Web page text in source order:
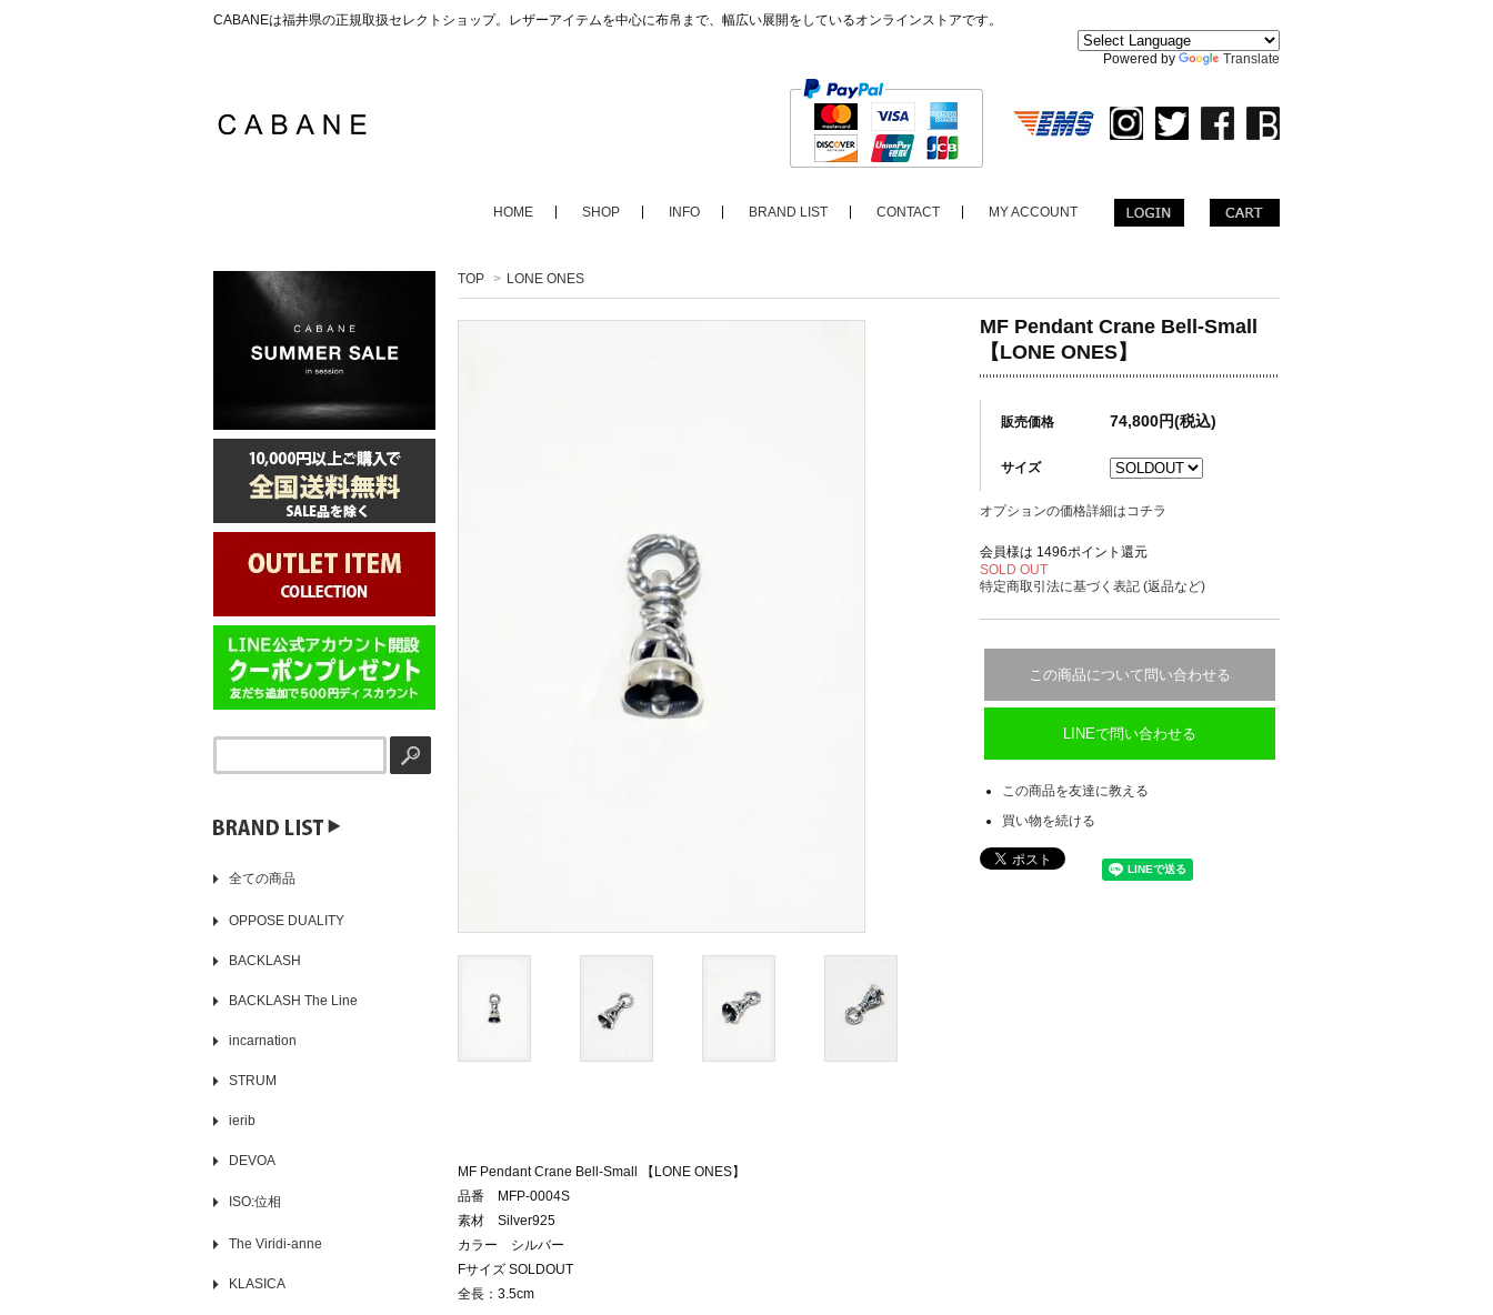
CABANEは福井県の正規取扱セレクトショップ。レザーアイテムを中心に布帛まで、幅広い展開をしているオンラインストアです。
Powered by Translate
HOME SHOP INFO BRAND LIST CONTACT MY ACCOUNT
TOP > LONE ONES
MF Pendant Crane Bell-Small
【LONE ONES】
販売価格 74,800円(税込)
サイズ
オプションの価格詳細はコチラ
会員様は 1496ポイント還元
SOLD OUT
特定商取引法に基づく表記 (返品など)
この商品について問い合わせる
LINEで問い合わせる
この商品を友達に教える
買い物を続ける
MF Pendant Crane Bell-Small 【LONE ONES】
品番 MFP-0004S
素材 Silver925
カラー シルバー
Fサイズ SOLDOUT
全長：3.5cm
▶️
全ての商品
OPPOSE DUALITY
BACKLASH
BACKLASH The Line
incarnation
STRUM
ierib
DEVOA
ISO:位相
The Viridi-anne
KLASICA